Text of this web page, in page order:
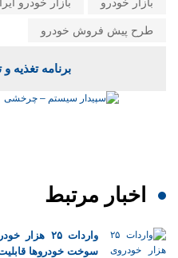
طرح پیش فروش خودرو
برنامه
اخبار مرتبط
سوخت خودرو‌ها